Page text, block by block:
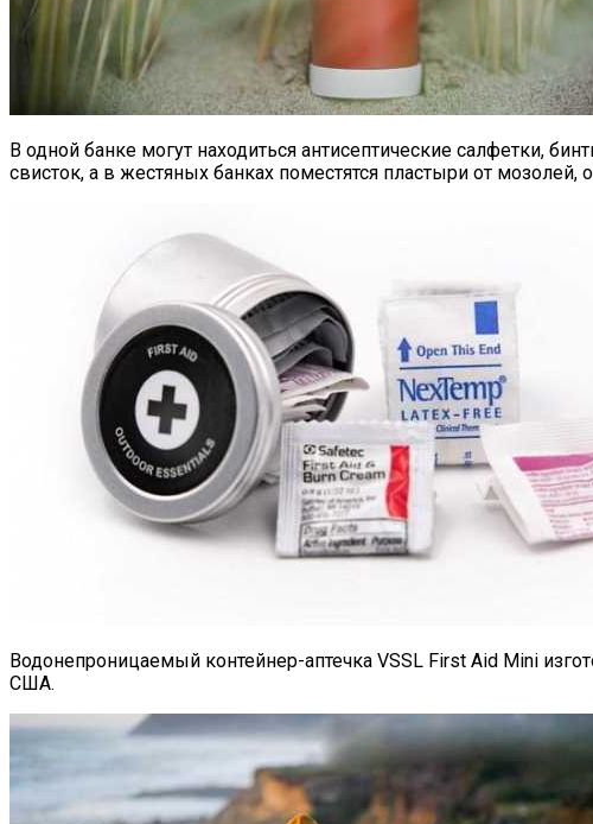
В одной банке могут находиться антисептические салфетки,
свисток, а в жестяных банках поместятся пластыри от
Водонепроницаемый контейнер-аптечка VSSL First Aid Mini
США.